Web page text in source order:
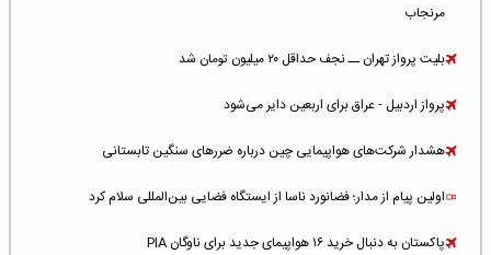
مرنجاب
بلیت پرواز تهران ــ نجف حداقل ۲۰ میلیون تومان شد
پرواز اردبیل - عراق برای اربعین دایر می‌شود
هشدار شرکت‌های هواپیمایی چین درباره ضررهای سنگین تابستانی
اولین پیام از مدار؛ فضانورد ناسا از ایستگاه فضایی بین‌المللی سلام کرد
پاکستان به دنبال خرید ۱۶ هواپیمای جدید برای ناوگان PIA